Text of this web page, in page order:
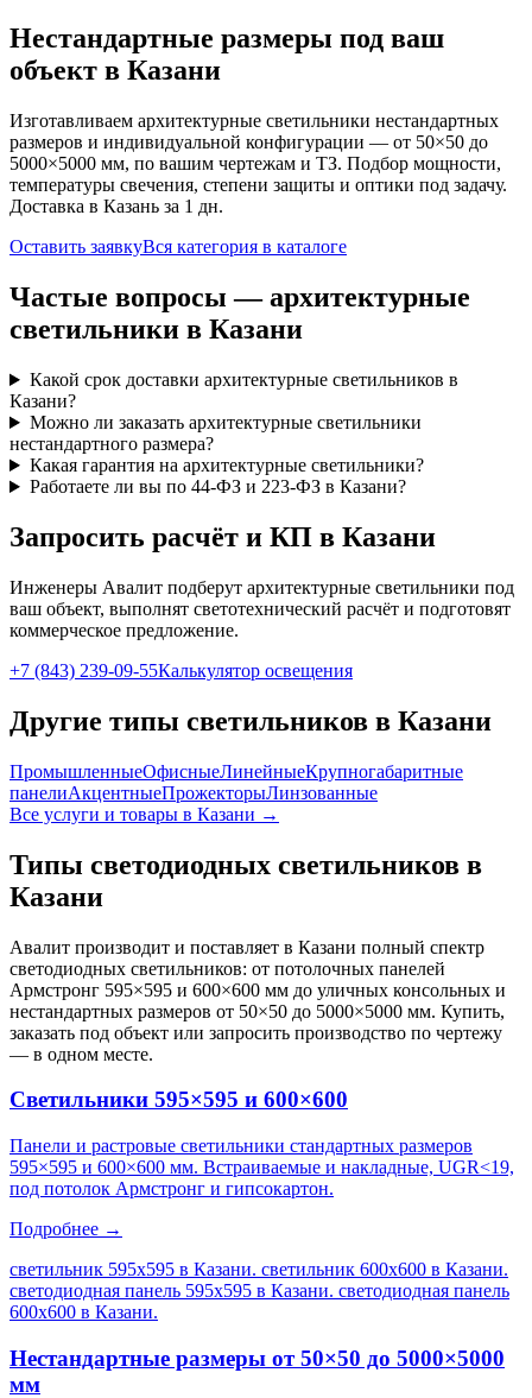
Нестандартные размеры под ваш
объект в Казани
Изготавливаем архитектурные светильники нестандартных
размеров и индивидуальной конфигурации — от 50×50 до
5000×5000 мм, по вашим чертежам и ТЗ. Подбор мощности,
температуры свечения, степени защиты и оптики под задачу.
Доставка в Казань за 1 дн.
Оставить заявкуВся категория в каталоге
Частые вопросы —архитектурные
светильники в Казани
Какой срок доставки архитектурные светильников в
Казани?
Можно ли заказать архитектурные светильники
нестандартного размера?
Какая гарантия на архитектурные светильники?
Работаете ли вы по 44-ФЗ и 223-ФЗ в Казани?
Запросить расчёт и КП в Казани
Инженеры Авалит подберут архитектурные светильники под
ваш объект, выполнят светотехнический расчёт и подготовят
коммерческое предложение.
+7 (843) 239-09-55Калькулятор освещения
Другие типы светильников в Казани
ПромышленныеОфисныеЛинейныеКрупногабаритные
панелиАкцентныеПрожекторыЛинзованные
Все услуги и товары в Казани →
Типы светодиодных светильников в
Казани
Авалит производит и поставляет в Казани полный спектр
светодиодных светильников: от потолочных панелей
Армстронг 595×595 и 600×600 мм до уличных консольных и
нестандартных размеров от 50×50 до 5000×5000 мм. Купить,
заказать под объект или запросить производство по чертежу
— в одном месте.
Светильники 595×595 и 600×600
Панели и растровые светильники стандартных размеров
595×595 и 600×600 мм. Встраиваемые и накладные, UGR<19,
под потолок Армстронг и гипсокартон.
Подробнее →
светильник 595х595 в Казани. светильник 600х600 в Казани.
светодиодная панель 595х595 в Казани. светодиодная панель
600х600 в Казани.
Нестандартные размеры от 50×50 до 5000×5000
мм